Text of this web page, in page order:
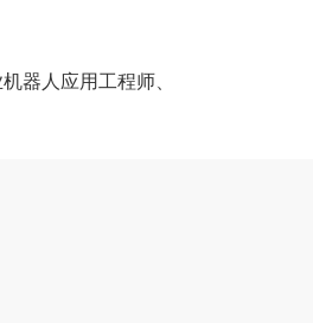
器人应用工程师、